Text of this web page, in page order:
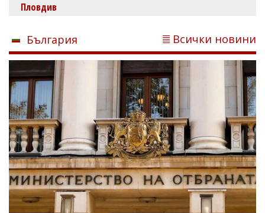
Пловдив
България Всички новини